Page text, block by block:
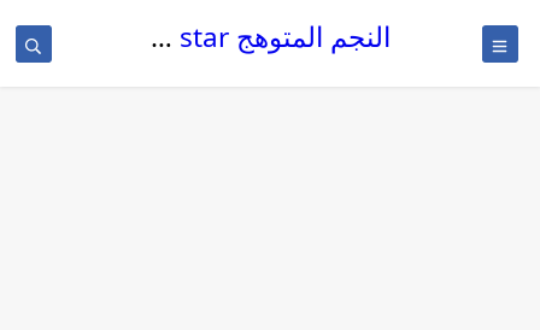
النجم المتوهج The glowing star